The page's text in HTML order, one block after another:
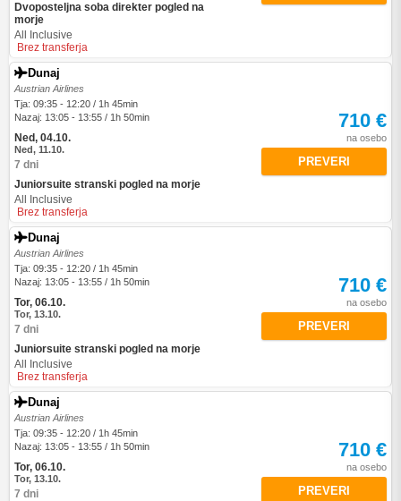
Dvoposteljna soba direkter pogled na
morje
All Inclusive
Brez transferja
Dunaj
Austrian Airlines
Tja: 09:35 - 12:20 / 1h 45min
Nazaj: 13:05 - 13:55 / 1h 50min
Ned, 04.10.
Ned, 11.10.
7 dni
Juniorsuite stranski pogled na morje
All Inclusive
Brez transferja
710 €
na osebo
PREVERI
Dunaj
Austrian Airlines
Tja: 09:35 - 12:20 / 1h 45min
Nazaj: 13:05 - 13:55 / 1h 50min
Tor, 06.10.
Tor, 13.10.
7 dni
Juniorsuite stranski pogled na morje
All Inclusive
Brez transferja
710 €
na osebo
PREVERI
Dunaj
Austrian Airlines
Tja: 09:35 - 12:20 / 1h 45min
Nazaj: 13:05 - 13:55 / 1h 50min
Tor, 06.10.
Tor, 13.10.
7 dni
710 €
na osebo
PREVERI